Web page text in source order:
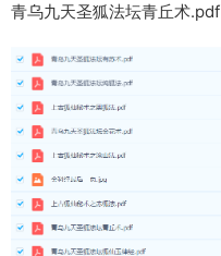
青乌九天圣狐法坛青丘术.pdf